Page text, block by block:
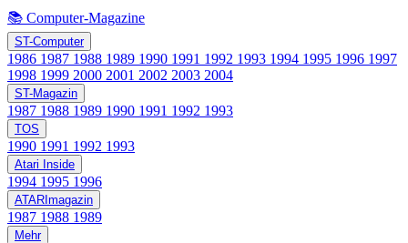
📚 Computer-Magazine
ST-Computer
1986 1987 1988 1989 1990 1991 1992 1993 1994 1995 1996 1997
1998 1999 2000 2001 2002 2003 2004
ST-Magazin
1987 1988 1989 1990 1991 1992 1993
TOS
1990 1991 1992 1993
Atari Inside
1994 1995 1996
ATARImagazin
1987 1988 1989
Mehr